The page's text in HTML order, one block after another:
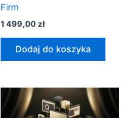
Firm
1 499,00zł
Dodaj do koszyka